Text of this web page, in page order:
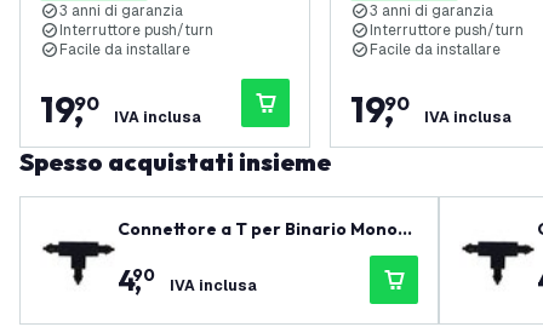
3 anni di garanzia
Interruttore push/turn
Facile da installare
19,
90
IVA inclusa
3 anni di garanzia
Interruttore push/turn
Facile da installare
19,
90
IVA inclusa
Spesso acquistati insieme
Connettore a T per Binario Monofa
4,
90 IVA inclusa